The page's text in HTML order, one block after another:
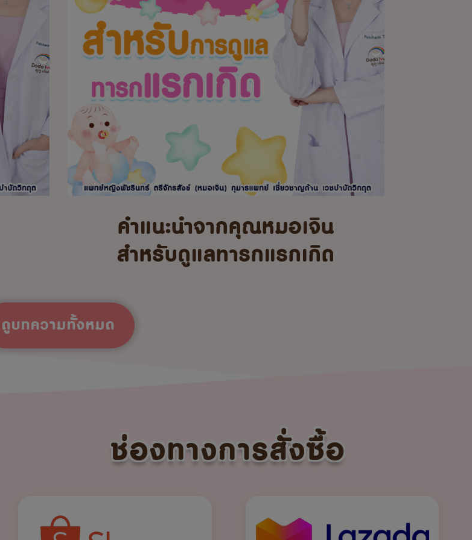
คำแนะนำจากคุณหมอเจิน
สำหรับดูแลทารกแรกเกิด
ดูบทความทั้งหมด
ช่องทางการสั่งซื้อ